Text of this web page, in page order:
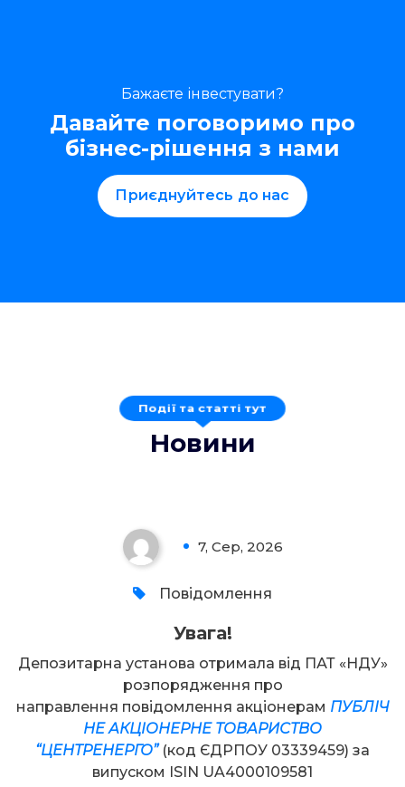
Бажаєте інвестувати?
Давайте поговоримо про
бізнес-рішення з нами
Приєднуйтесь до нас
Події та статті тут
Новини
7, Сер, 2026
Повідомлення
Увага!
Депозитарна установа отримала від ПАТ «НДУ»
розпорядження про
направлення повідомлення акціонерам ПУБЛІЧ
НЕ АКЦІОНЕРНЕ ТОВАРИСТВО
“ЦЕНТРЕНЕРГО” (код ЄДРПОУ 03339459) за
випуском ISIN UA4000109581